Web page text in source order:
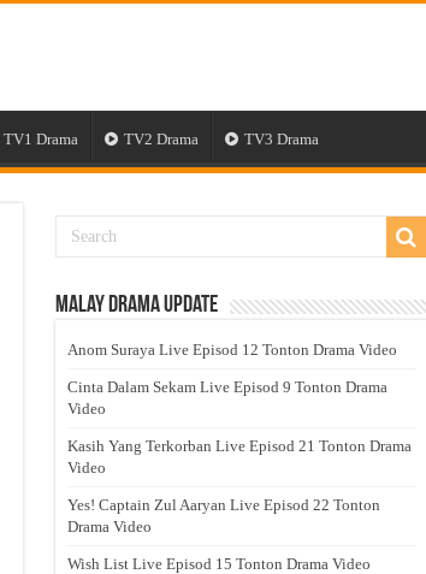
TV1 Drama TV2 Drama TV3 Drama
Malay Drama Update
Anom Suraya Live Episod 12 Tonton Drama Video
Cinta Dalam Sekam Live Episod 9 Tonton Drama
Video
Kasih Yang Terkorban Live Episod 21 Tonton Drama
Video
Yes! Captain Zul Aaryan Live Episod 22 Tonton
Drama Video
Wish List Live Episod 15 Tonton Drama Video